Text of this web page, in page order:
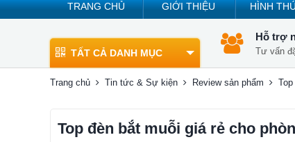
TRANG CHỦ GIỚI THIỆU HÌNH
TẤT CẢ DANH MỤC
Hỗ trợ
Tư vấn
Trang chủ Tin tức & Sự kiện Review sản phẩm
Top đèn bắt muỗi giá rẻ cho